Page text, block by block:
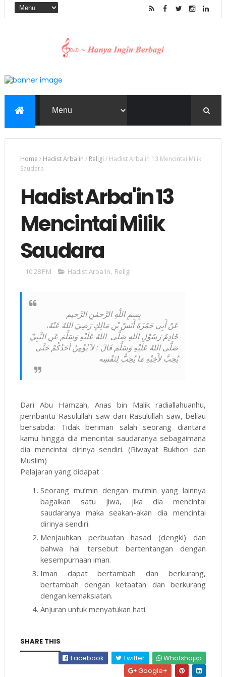
Home / Hadist Arba'in / Religi / Hadist Arba'in 13 Mencintai Milik
Saudara
Hadist Arba'in 13
Mencintai Milik
Saudara
10:28 PM Hadist Arba'in, Religi
بِسمِ اللَّهِ الرَّحمٰنِ الرَّحيم
عَنْ أَبِي حَمْزَةَ أَنَسْ بْنِ مَالِكٍ رَضِيَ اللهُ عَنْهُ،
خَادِمُ رَسُوْلِ اللهِ صَلَّى اللهُ عَلَيْهِ وَسَلَّمَ عَنِ النَّبِيِّ
صَلَّى اللهُ عَلَيْهِ وَسَلَّمَ قَالَ : لاَ يُؤْمِنُ أَحَدُكُمْ حَتَّى
يُحِبَّ لأَخِيْهِ مَا يُحِبُّ لِنَفْسِه
Dari Abu Hamzah, Anas bin Malik radiallahuanhu,
pembantu Rasulullah saw dari Rasulullah saw, beliau
bersabda: Tidak beriman salah seorang diantara
kamu hingga dia mencintai saudaranya sebagaimana
dia mencintai dirinya sendiri. (Riwayat Bukhori dan
Muslim)
Pelajaran yang didapat :
Seorang mu’min dengan mu’min yang lainnya
bagaikan satu jiwa, jika dia mencintai
saudaranya maka seakan-akan dia mencintai
dirinya sendiri.
Menjauhkan perbuatan hasad (dengki) dan
bahwa hal tersebut bertentangan dengan
kesempurnaan iman.
Iman dapat bertambah dan berkurang,
bertambah dengan ketaatan dan berkurang
dengan kemaksiatan.
Anjuran untuk menyatukan hati.
SHARE THIS
Facebook
Twitter
Whatshapp
Google+